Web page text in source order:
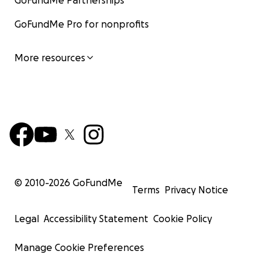
Алдын ала ыраазычылык билдиребиз. Аллах Таала
орун берсин. Баарыңыздарга сабыр тилейбиз.
(773) [phone redacted]
GoFundMe Pro for nonprofits
More resources
© 2010-2026 GoFundMe
Terms Privacy Notice
Legal Accessibility Statement Cookie Policy
Manage Cookie Preferences